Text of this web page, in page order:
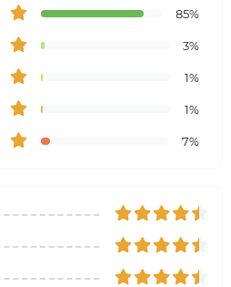
85%
3%
1%
1%
7%